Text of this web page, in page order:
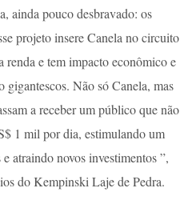
ainda pouco desbravado: os
projeto insere Canela no circuito
e tem impacto econômico e
gigantescos. Não só Canela, mas
a receber um público que não
1 mil por dia, estimulando um
atraindo novos investimentos ”,
do Kempinski Laje de Pedra.